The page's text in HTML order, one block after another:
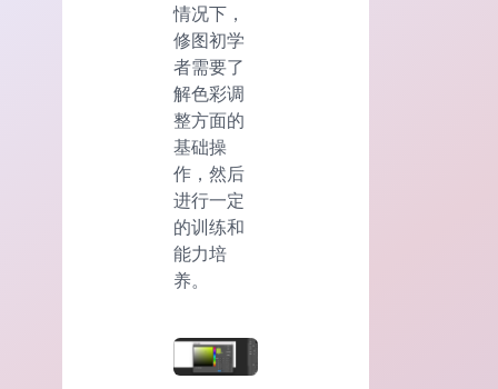
情况下，
修图初学
者需要了
解色彩调
整方面的
基础操
作，然后
进行一定
的训练和
能力培
养。